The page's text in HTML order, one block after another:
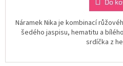
Náramek Nika je kombinací
šedého jaspisu, hematitu a
srdíčka z